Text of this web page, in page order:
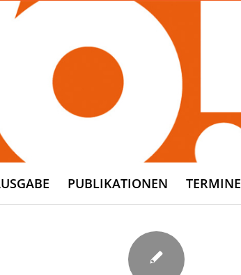
PUBLIKATIONEN TERMINE